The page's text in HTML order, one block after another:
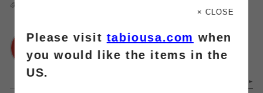
🧊靴下屋のひんやりアイテム特集🧊
靴下屋
靴下屋
× CLOSE
Please visittabiousa.com when
you would like the items in the
US.